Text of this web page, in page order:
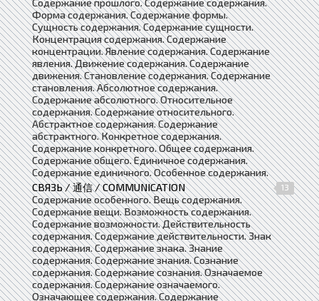
Форма содержания. Содержание формы.
Сущность содержания. Содержание сущности.
Концентрация содержания. Содержание
концентрации. Явление содержания. Содержание
явления. Движение содержания. Содержание
движения. Становление содержания. Содержание
становления. Абсолютное содержания.
Содержание абсолютного. Относительное
содержания. Содержание относительного.
Абстрактное содержания. Содержание
абстрактного. Конкретное содержания.
Содержание конкретного. Общее содержания.
Содержание общего. Единичное содержания.
Содержание единичного. Особенное содержания.
СВЯЗЬ / 通信 / COMMUNICATION
13
Содержание особенного. Вещь содержания.
Содержание вещи. Возможность содержания.
Содержание возможности. Действительность
содержания. Содержание действительности. Знак
содержания. Содержание знака. Знание
содержания. Содержание знания. Сознание
содержания. Содержание сознания. Означаемое
содержания. Содержание означаемого.
Означающее содержания. Содержание